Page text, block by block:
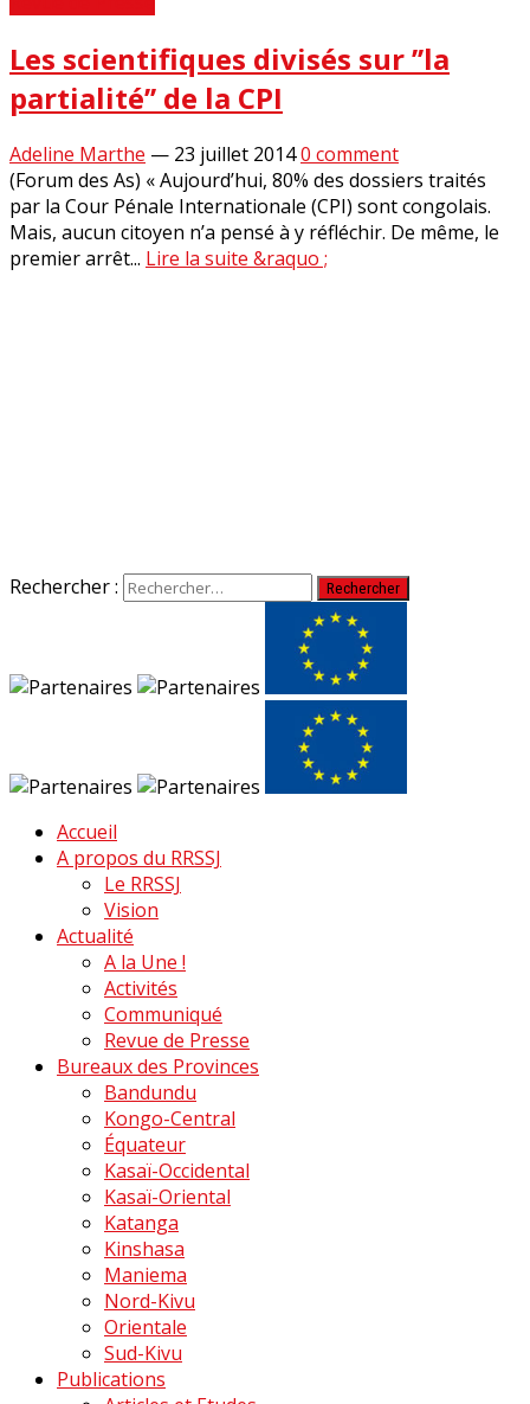
Les scientifiques divisés sur ’’la
partialité’’ de la CPI
Adeline Marthe — 23 juillet 20140 comment
(Forum des As) « Aujourd’hui, 80% des dossiers traités
par la Cour Pénale Internationale (CPI) sont congolais.
Mais, aucun citoyen n’a pensé à y réfléchir. De même, le
premier arrêt... Lire la suite &raquo ;
Rechercher :
Accueil
A propos du RRSSJ
Le RRSSJ
Vision
Actualité
A la Une !
Activités
Communiqué
Revue de Presse
Bureaux des Provinces
Bandundu
Kongo-Central
Équateur
Kasaï-Occidental
Kasaï-Oriental
Katanga
Kinshasa
Maniema
Nord-Kivu
Orientale
Sud-Kivu
Publications